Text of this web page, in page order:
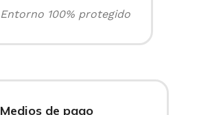
Entorno 100% protegido
Medios de pago